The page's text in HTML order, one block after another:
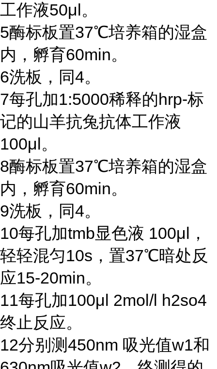
工作液50μl。
5酶标板置37℃培养箱的湿盒
内，孵育60min。
6洗板，同4。
7每孔加1:5000稀释的hrp-标
记的山羊抗兔抗体工作液
100μl。
8酶标板置37℃培养箱的湿盒
内，孵育60min。
9洗板，同4。
10每孔加tmb显色液 100μl ，
轻轻混匀10s ，置37℃暗处反
应15-20min。
11每孔加100μl 2mol/l h2so4
终止反应。
12分别测 450nm 吸光值w1和